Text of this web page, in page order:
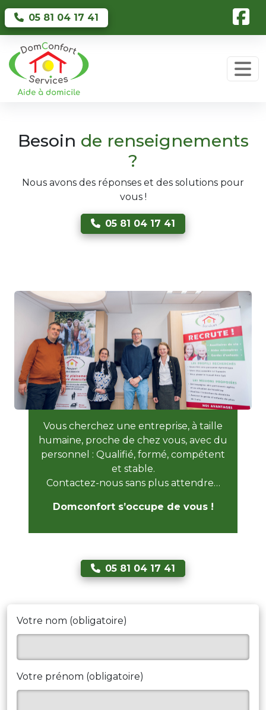
Skip to main content
05 81 04 17 41
Besoin de renseignements
?
Nous avons des réponses et des solutions pour
vous !
05 81 04 17 41
Vous cherchez une entreprise, à taille
humaine, proche de chez vous, avec du
personnel : Qualifié, formé, compétent
et stable.
Contactez-nous sans plus attendre…
Domconfort s’occupe de vous !
05 81 04 17 41
Votre nom (obligatoire)
Votre prénom (obligatoire)